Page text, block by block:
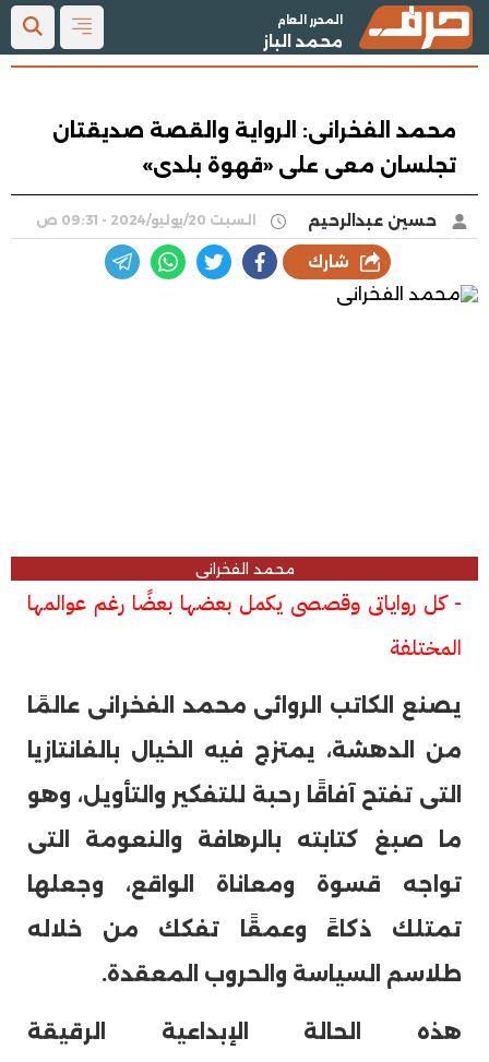
المحرر العام
محمد الباز
محمد الفخرانى: الرواية والقصة صديقتان
تجلسان معى على «قهوة بلدى»
حسين عبدالرحيم السبت 20/يوليو/2024 - 09:31 ص
شارك
محمد الفخرانى
- كل رواياتى وقصصى يكمل بعضها بعضًا رغم عوالمها
المختلفة
يصنع الكاتب الروائى محمد الفخرانى عالمًا
من الدهشة، يمتزج فيه الخيال بالفانتازيا
التى تفتح آفاقًا رحبة للتفكير والتأويل، وهو
ما صبغ كتابته بالرهافة والنعومة التى
تواجه قسوة ومعاناة الواقع، وجعلها
تمتلك ذكاءً وعمقًا تفكك من خلاله
طلاسم السياسة والحروب المعقدة.
هذه الحالة الإبداعية الرقيقة